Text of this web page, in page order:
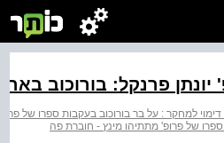
יונתן פרנקל: בורוכוב
דימוי למחקר : על בר בורוכוב בעקבות ספרו של
של פרופ' מתתיהו מינץ - חוברת פה